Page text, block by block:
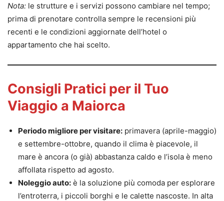
Nota: le strutture e i servizi possono cambiare nel tempo;
prima di prenotare controlla sempre le recensioni più
recenti e le condizioni aggiornate dell’hotel o
appartamento che hai scelto.
Consigli Pratici per il Tuo
Viaggio a Maiorca
Periodo migliore per visitare: primavera (aprile-maggio)
e settembre-ottobre, quando il clima è piacevole, il
mare è ancora (o già) abbastanza caldo e l’isola è meno
affollata rispetto ad agosto.
Noleggio auto: è la soluzione più comoda per esplorare
l’entroterra, i piccoli borghi e le calette nascoste. In alta